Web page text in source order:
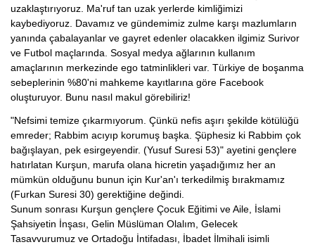
uzaklaştırıyoruz. Ma'ruf tan uzak yerlerde kimliğimizi
kaybediyoruz. Davamız ve gündemimiz zulme karşı mazlumların
yanında çabalayanlar ve gayret edenler olacakken ilgimiz Surivor
ve Futbol maçlarında. Sosyal medya ağlarının kullanım
amaçlarının merkezinde ego tatminlikleri var. Türkiye de boşanma
sebeplerinin %80'ni mahkeme kayıtlarına göre Facebook
oluşturuyor. Bunu nasıl makul görebiliriz!
"Nefsimi temize çıkarmıyorum. Çünkü nefis aşırı şekilde kötülüğü
emreder; Rabbim acıyıp korumuş başka. Şüphesiz ki Rabbim çok
bağışlayan, pek esirgeyendir. (Yusuf Suresi 53)" ayetini gençlere
hatırlatan Kurşun, marufa olana hicretin yaşadığımız her an
mümkün olduğunu bunun için Kur'an'ı terkedilmiş bırakmamız
(Furkan Suresi 30) gerektiğine değindi.
Sunum sonrası Kurşun gençlere Çocuk Eğitimi ve Aile, İslami
Şahsiyetin İnşası, Gelin Müslüman Olalım, Gelecek
Tasavvurumuz ve Ortadoğu İntifadası, İbadet İlmihali isimli